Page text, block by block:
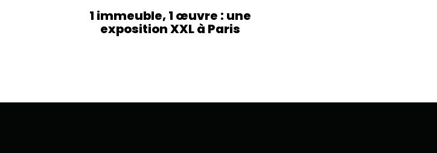
1 immeuble, 1 œuvre : une
exposition XXL à Paris